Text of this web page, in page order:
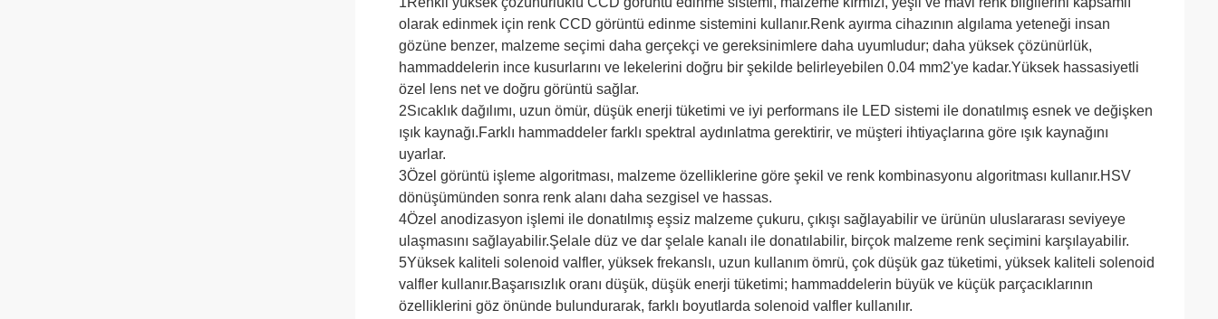
olarak edinmek için renk CCD görüntü edinme sistemini kullanır.Renk ayırma cihazının algılama yeteneği insan
gözüne benzer, malzeme seçimi daha gerçekçi ve gereksinimlere daha uyumludur; daha yüksek çözünürlük,
hammaddelerin ince kusurlarını ve lekelerini doğru bir şekilde belirleyebilen 0.04 mm2'ye kadar.Yüksek hassasiyetli
özel lens net ve doğru görüntü sağlar.
2Sıcaklık dağılımı, uzun ömür, düşük enerji tüketimi ve iyi performans ile LED sistemi ile donatılmış esnek ve değişken
ışık kaynağı.Farklı hammaddeler farklı spektral aydınlatma gerektirir, ve müşteri ihtiyaçlarına göre ışık kaynağını
uyarlar.
3Özel görüntü işleme algoritması, malzeme özelliklerine göre şekil ve renk kombinasyonu algoritması kullanır.HSV
dönüşümünden sonra renk alanı daha sezgisel ve hassas.
4Özel anodizasyon işlemi ile donatılmış eşsiz malzeme çukuru, çıkışı sağlayabilir ve ürünün uluslararası seviyeye
ulaşmasını sağlayabilir.Şelale düz ve dar şelale kanalı ile donatılabilir, birçok malzeme renk seçimini karşılayabilir.
5Yüksek kaliteli solenoid valfler, yüksek frekanslı, uzun kullanım ömrü, çok düşük gaz tüketimi, yüksek kaliteli solenoid
valfler kullanır.Başarısızlık oranı düşük, düşük enerji tüketimi; hammaddelerin büyük ve küçük parçacıklarının
özelliklerini göz önünde bulundurarak, farklı boyutlarda solenoid valfler kullanılır.